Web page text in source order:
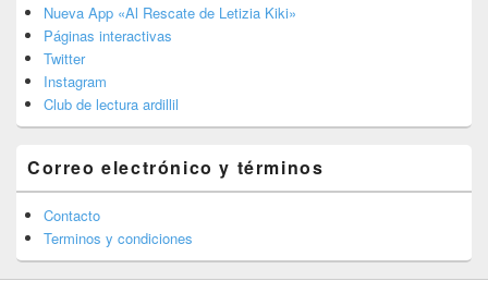
Nueva App «Al Rescate de Letizia Kiki»
Páginas interactivas
Twitter
Instagram
Club de lectura ardillil
Correo electrónico y términos
Contacto
Terminos y condiciones